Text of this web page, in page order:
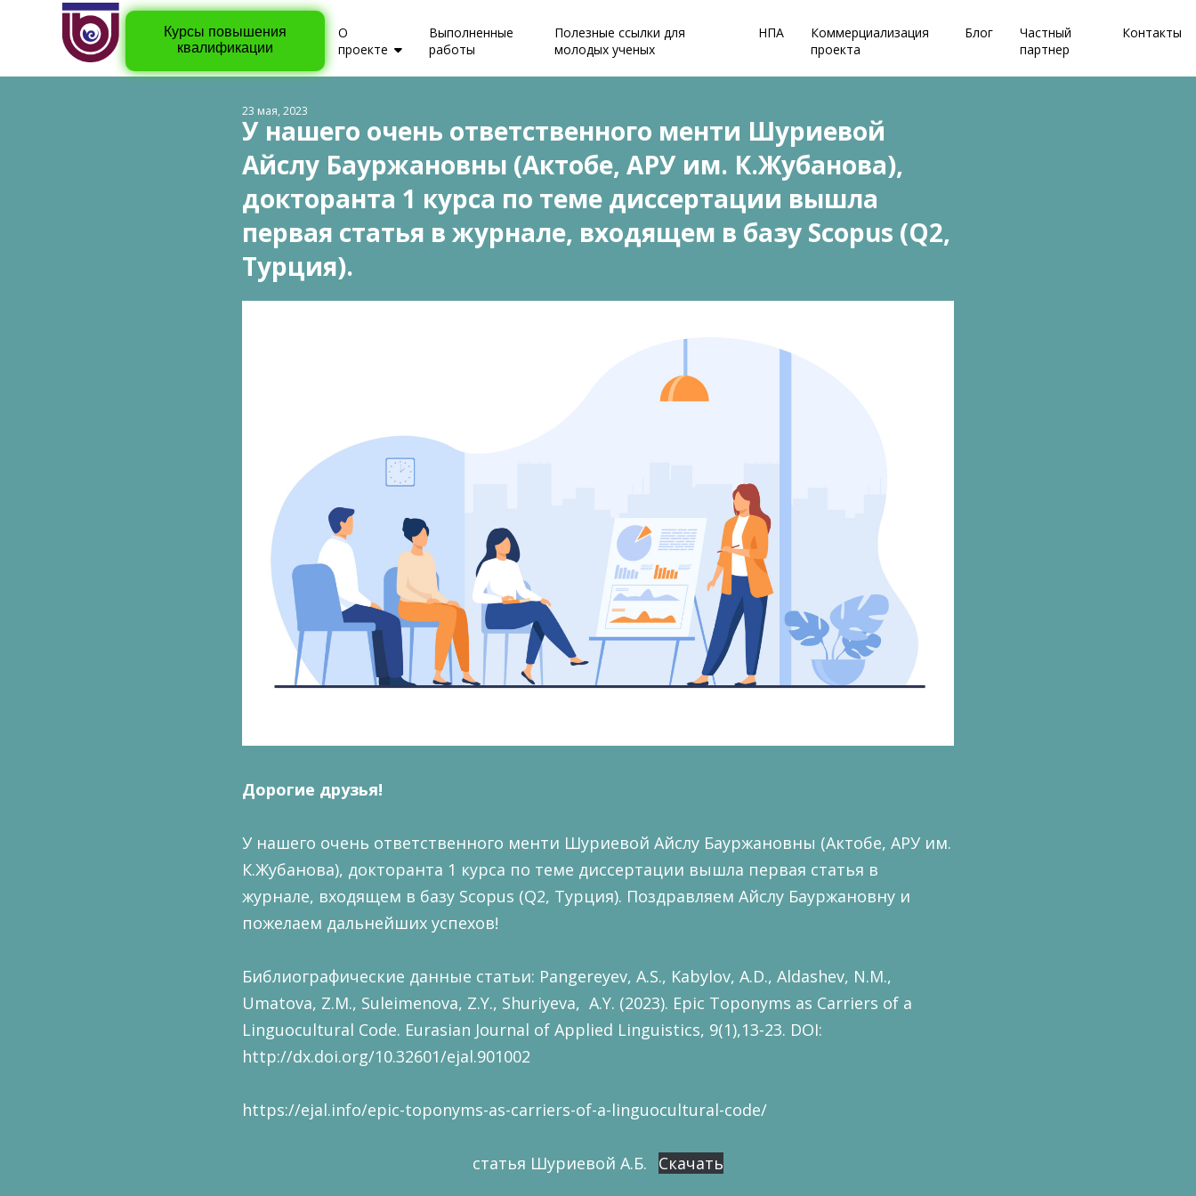
Курсы повышения
квалификации
О
проекте
Выполненные
работы
Полезные ссылки для
молодых ученых
НПА
Коммерциализация
проекта
Блог
Частный
партнер
Контакты
23 мая, 2023
У нашего очень ответственного менти Шуриевой
Айслу Бауржановны (Актобе, АРУ им. К.Жубанова),
докторанта 1 курса по теме диссертации вышла
первая статья в журнале, входящем в базу Scopus (Q2,
Турция).
Дорогие друзья!
У нашего очень ответственного менти Шуриевой Айслу Бауржановны (Актобе, АРУ им.
К.Жубанова), докторанта 1 курса по теме диссертации вышла первая статья в
журнале, входящем в базу Scopus (Q2, Турция). Поздравляем Айслу Бауржановну и
пожелаем дальнейших успехов!
Библиографические данные статьи: Pangereyev, A.S., Kabylov, A.D., Aldashev, N.M.,
Umatova, Z.M., Suleimenova, Z.Y., Shuriyeva, A.Y. (2023). Epic Toponyms as Carriers of a
Linguocultural Code. Eurasian Journal of Applied Linguistics, 9(1),13-23. DOI:
http://dx.doi.org/10.32601/ejal.901002
https://ejal.info/epic-toponyms-as-carriers-of-a-linguocultural-code/
статья Шуриевой А.Б. Скачать